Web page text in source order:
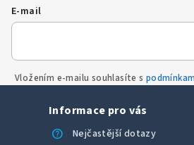
E-mail
Vložením e-mailu souhlasíte s
Informace pro vás
help
Nejčastější dotazy